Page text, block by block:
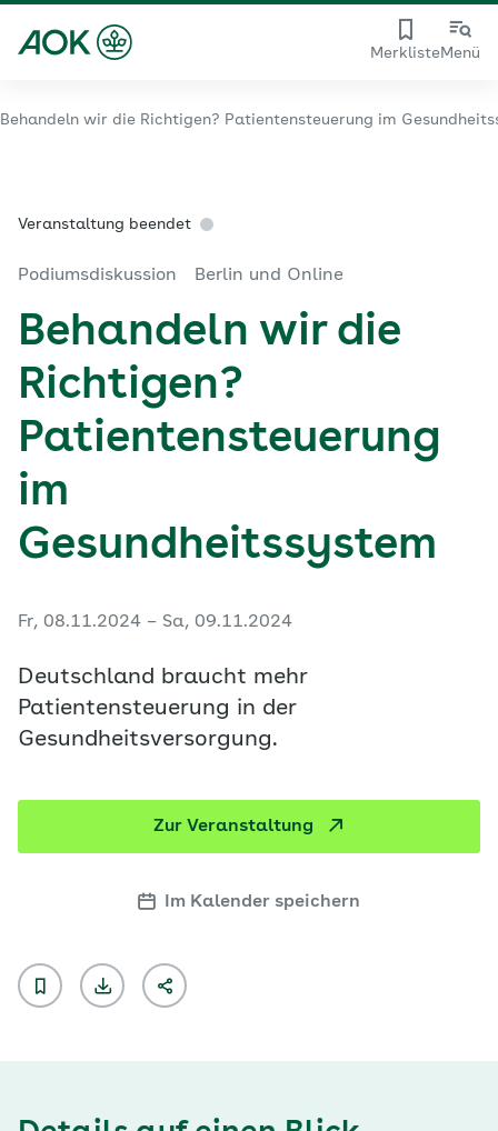
MerklisteMenü
Behandeln wir die Richtigen? Patientensteuerung im
Veranstaltung beendet
Podiumsdiskussion Berlin und Online
Behandeln wir die
Richtigen?
Patientensteuerung
im
Gesundheitssystem
Fr, 08.11.2024 – Sa, 09.11.2024
Deutschland braucht mehr
Patientensteuerung in der
Gesundheitsversorgung.
Zur Veranstaltung
Im Kalender speichern